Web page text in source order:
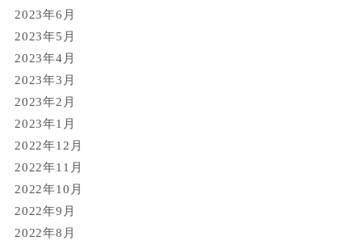
2023年6月
2023年5月
2023年4月
2023年3月
2023年2月
2023年1月
2022年12月
2022年11月
2022年10月
2022年9月
2022年8月